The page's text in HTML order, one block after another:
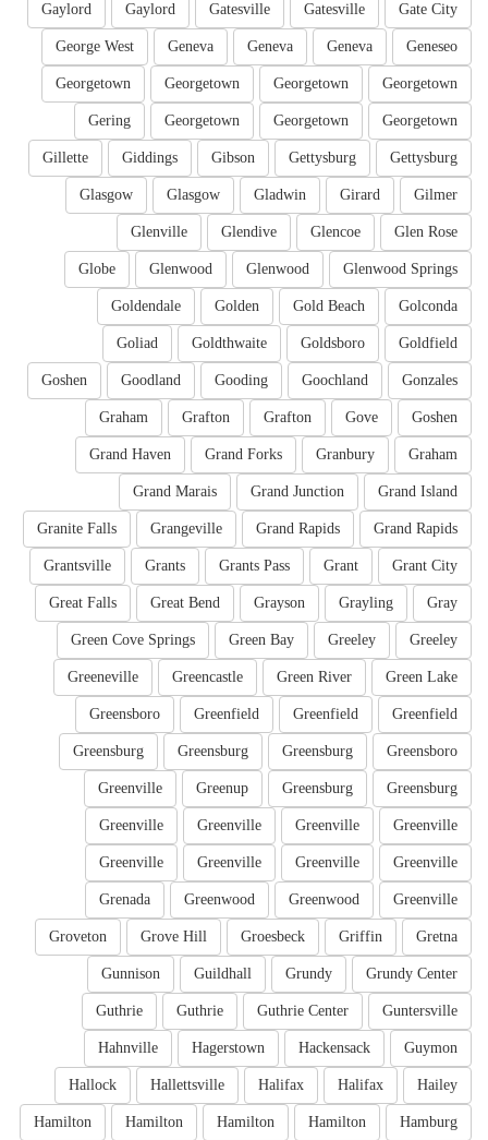
Gate City
Gatesville
Gatesville
Gaylord
Gaylord
Geneseo
Geneva
Geneva
Geneva
George West
Georgetown
Georgetown
Georgetown
Georgetown
Georgetown
Georgetown
Georgetown
Gering
Gettysburg
Gettysburg
Gibson
Giddings
Gillette
Gilmer
Girard
Gladwin
Glasgow
Glasgow
Glen Rose
Glencoe
Glendive
Glenville
Glenwood Springs
Glenwood
Glenwood
Globe
Golconda
Gold Beach
Golden
Goldendale
Goldfield
Goldsboro
Goldthwaite
Goliad
Gonzales
Goochland
Gooding
Goodland
Goshen
Goshen
Gove
Grafton
Grafton
Graham
Graham
Granbury
Grand Forks
Grand Haven
Grand Island
Grand Junction
Grand Marais
Grand Rapids
Grand Rapids
Grangeville
Granite Falls
Grant City
Grant
Grants Pass
Grants
Grantsville
Gray
Grayling
Grayson
Great Bend
Great Falls
Greeley
Greeley
Green Bay
Green Cove Springs
Green Lake
Green River
Greencastle
Greeneville
Greenfield
Greenfield
Greenfield
Greensboro
Greensboro
Greensburg
Greensburg
Greensburg
Greensburg
Greensburg
Greenup
Greenville
Greenville
Greenville
Greenville
Greenville
Greenville
Greenville
Greenville
Greenville
Greenville
Greenwood
Greenwood
Grenada
Gretna
Griffin
Groesbeck
Grove Hill
Groveton
Grundy Center
Grundy
Guildhall
Gunnison
Guntersville
Guthrie Center
Guthrie
Guthrie
Guymon
Hackensack
Hagerstown
Hahnville
Hailey
Halifax
Halifax
Hallettsville
Hallock
Hamburg
Hamilton
Hamilton
Hamilton
Hamilton